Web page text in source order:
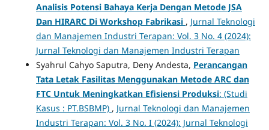
Analisis Potensi Bahaya Kerja Dengan Metode JSA
Dan HIRARC Di Workshop Fabrikasi , Jurnal Teknologi
dan Manajemen Industri Terapan: Vol. 3 No. 4 (2024):
Jurnal Teknologi dan Manajemen Industri Terapan
Syahrul Cahyo Saputra, Deny Andesta, Perancangan
Tata Letak Fasilitas Menggunakan Metode ARC dan
FTC Untuk Meningkatkan Efisiensi Produksi: (Studi
Kasus : PT.BSBMP) , Jurnal Teknologi dan Manajemen
Industri Terapan: Vol. 3 No. I (2024): Jurnal Teknologi